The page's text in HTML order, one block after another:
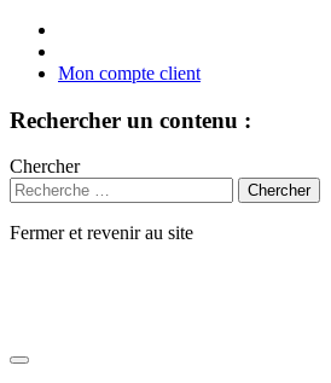
Mon compte client
Rechercher un contenu :
Chercher
Fermer et revenir au site